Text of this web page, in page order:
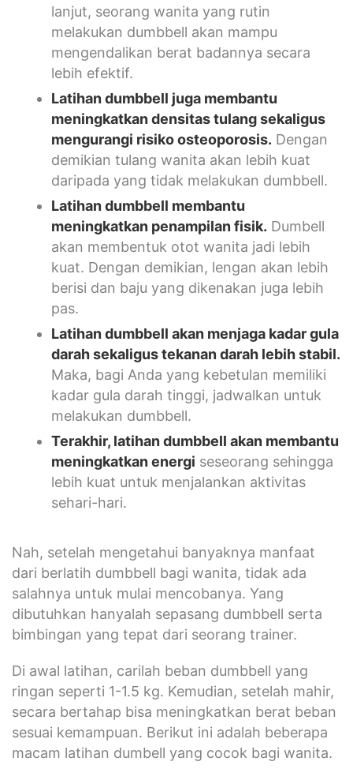
lanjut, seorang wanita yang rutin
melakukan dumbbell akan mampu
mengendalikan berat badannya secara
lebih efektif.
Latihan dumbbell juga membantu
meningkatkan densitas tulang sekaligus
mengurangi risiko osteoporosis. Dengan
demikian tulang wanita akan lebih kuat
daripada yang tidak melakukan dumbbell.
Latihan dumbbell membantu
meningkatkan penampilan fisik. Dumbell
akan membentuk otot wanita jadi lebih
kuat. Dengan demikian, lengan akan lebih
berisi dan baju yang dikenakan juga lebih
pas.
Latihan dumbbell akan menjaga kadar gula
darah sekaligus tekanan darah lebih stabil.
Maka, bagi Anda yang kebetulan memiliki
kadar gula darah tinggi, jadwalkan untuk
melakukan dumbbell.
Terakhir, latihan dumbbell akan membantu
meningkatkan energi seseorang sehingga
lebih kuat untuk menjalankan aktivitas
sehari-hari.
Nah, setelah mengetahui banyaknya manfaat
dari berlatih dumbbell bagi wanita, tidak ada
salahnya untuk mulai mencobanya. Yang
dibutuhkan hanyalah sepasang dumbbell serta
bimbingan yang tepat dari seorang trainer.
Di awal latihan, carilah beban dumbbell yang
ringan seperti 1-1.5 kg. Kemudian, setelah mahir,
secara bertahap bisa meningkatkan berat beban
sesuai kemampuan. Berikut ini adalah beberapa
macam latihan dumbell yang cocok bagi wanita.